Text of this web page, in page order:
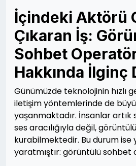
İçindeki Aktörü
Çıkaran İş:
Sohbet
Hakkında İlginç
Günümüzde teknolojinin hızlı
iletişim yöntemlerinde de
yaşanmaktadır. İnsanlar
ses aracılığıyla değil,
kurabilmektedir. Bu durum ise
yaratmıştır: görüntülü